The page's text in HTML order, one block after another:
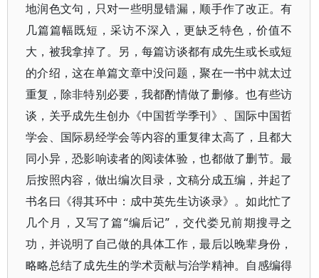
地润色文句，只对一些明显错漏，顺手作了改正。有
几篇篇幅既短，采访不深入，更缺乏特色，价值不
大，被我拿掉了。另，每篇访谈都有成先生或长或短
的介绍，这在单篇文章中没问题，聚在一书中就太过
重复，除非特别必要，我都酌情做了删修。也有些访
谈，关乎成先生创办《中国哲学季刊》、国际中国哲
学会、国际易经学会等内容的重复律太高了，且都大
同小异，恐影响读者的阅读体验，也都做了删节。最
后按照内容，做出编次目录，文稿分成五编，并起了
书名曰《得其环中：成中英先生访谈录》。如此忙了
几个月，又写了篇“编后记”，交代娄兄前期搜寻之
功，并说明了自己做的具体工作，最后以晚辈身份，
略略总结了成先生的学术贡献与治学精神。自感编得